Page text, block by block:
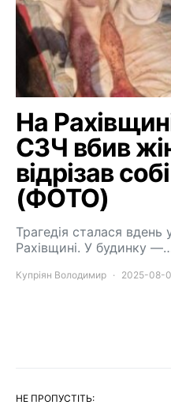
На
СЗЧ вбив
відрізав
(ФОТО)
Трагедія сталася
Рахівщині. У будинку
Купріян Володимир 2025-08-
НЕ ПРОПУСТІТЬ: